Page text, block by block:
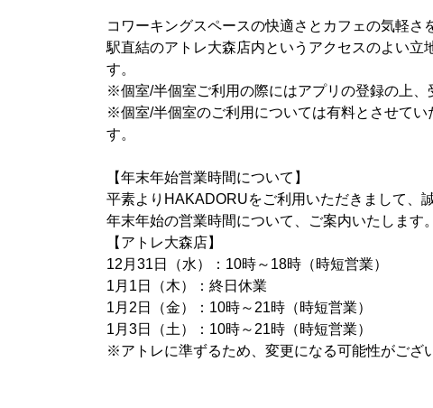
コワーキングスペースの快適さとカフェの気軽
駅直結のアトレ大森店内というアクセスのよい立
す。
※個室/半個室ご利用の際にはアプリの登録の上、
※個室/半個室のご利用については有料とさせて
す。
【年末年始営業時間について】
平素よりHAKADORUをご利用いただきまして、
年末年始の営業時間について、ご案内いたします。
【アトレ大森店】
12月31日（水）：10時～18時（時短営業）
1月1日（木）：終日休業
1月2日（金）：10時～21時（時短営業）
1月3日（土）：10時～21時（時短営業）
※アトレに準ずるため、変更になる可能性がござ